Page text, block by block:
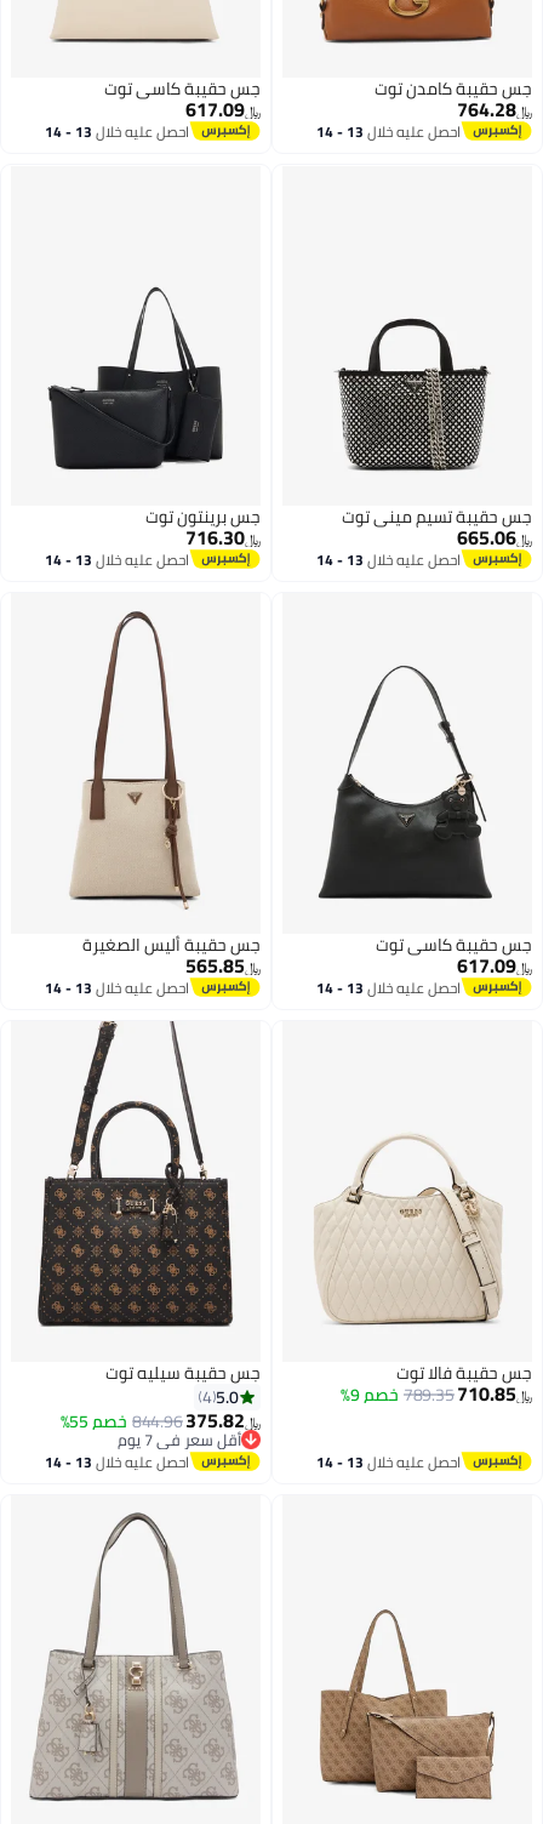
جس حقيبة كامدن توت
﷼‏764.28
احصل عليه خلال 13 - 14
جس حقيبة كاسي توت
﷼‏617.09
احصل عليه خلال 13 - 14
جس حقيبة تسيم ميني توت
﷼‏665.06
احصل عليه خلال 13 - 14
جس برينتون توت
﷼‏716.30
احصل عليه خلال 13 - 14
جس حقيبة كاسي توت
﷼‏617.09
احصل عليه خلال 13 - 14
جس حقيبة أليس الصغيرة
﷼‏565.85
احصل عليه خلال 13 - 14
جس حقيبة فالا توت
﷼‏710.85
789.35خصم 9%
احصل عليه خلال 13 - 14
3
جس حقيبة سيليه توت
5.0
4
﷼‏375.82
844.96خصم 55%
أقل سعر في 7 يوم
أقل سعر في 7 يوماحصل عليه خلال 13 - 14